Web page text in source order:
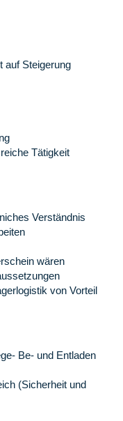
auf Steigerung
Tätigkeit
Verständnis
wären
von Vorteil
Be- und Entladen
(Sicherheit und